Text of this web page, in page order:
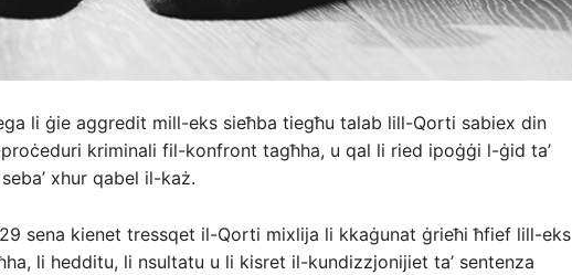
li ġie aggredit mill-eks sieħba tiegħu talab lill-Qorti sabiex din
kriminali fil-konfront tagħha, u qal li ried ipoġġi l-ġid ta’
xhur qabel il-każ.
29 sena kienet tressqet il-Qorti mixlija li kkaġunat ġrieħi ħfief lill-eks
li hedditu, li nsultatu u li kisret il-kundizzjonijiet ta’ sentenza